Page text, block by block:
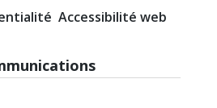
Accessibilité web